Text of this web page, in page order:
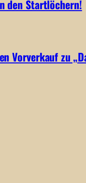
den Startlöchern!
Vorverkauf zu